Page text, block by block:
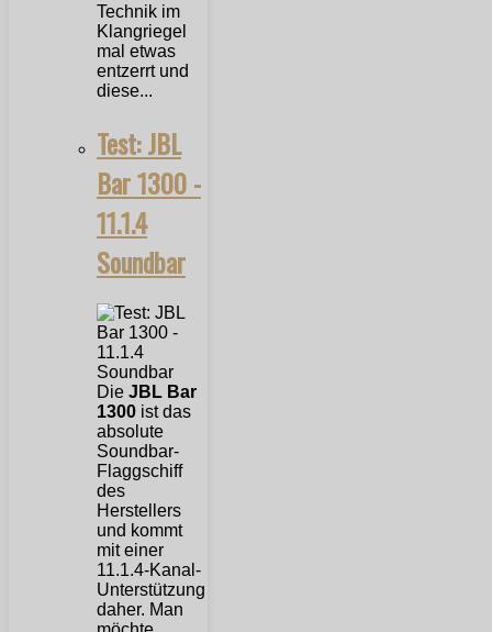
Technik im
Klangriegel
mal etwas
entzerrt und
diese...
Test: JBL
Bar 1300 -
11.1.4
Soundbar
Die JBL Bar
1300 ist das
absolute
Soundbar-
Flaggschiff
des
Herstellers
und kommt
mit einer
11.1.4-Kanal-
Unterstützung
daher. Man